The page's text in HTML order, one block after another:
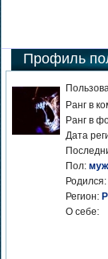
Профиль
Ранг в
Ранг в
Дата
Пол:
Родился:
Регион:
О себе: